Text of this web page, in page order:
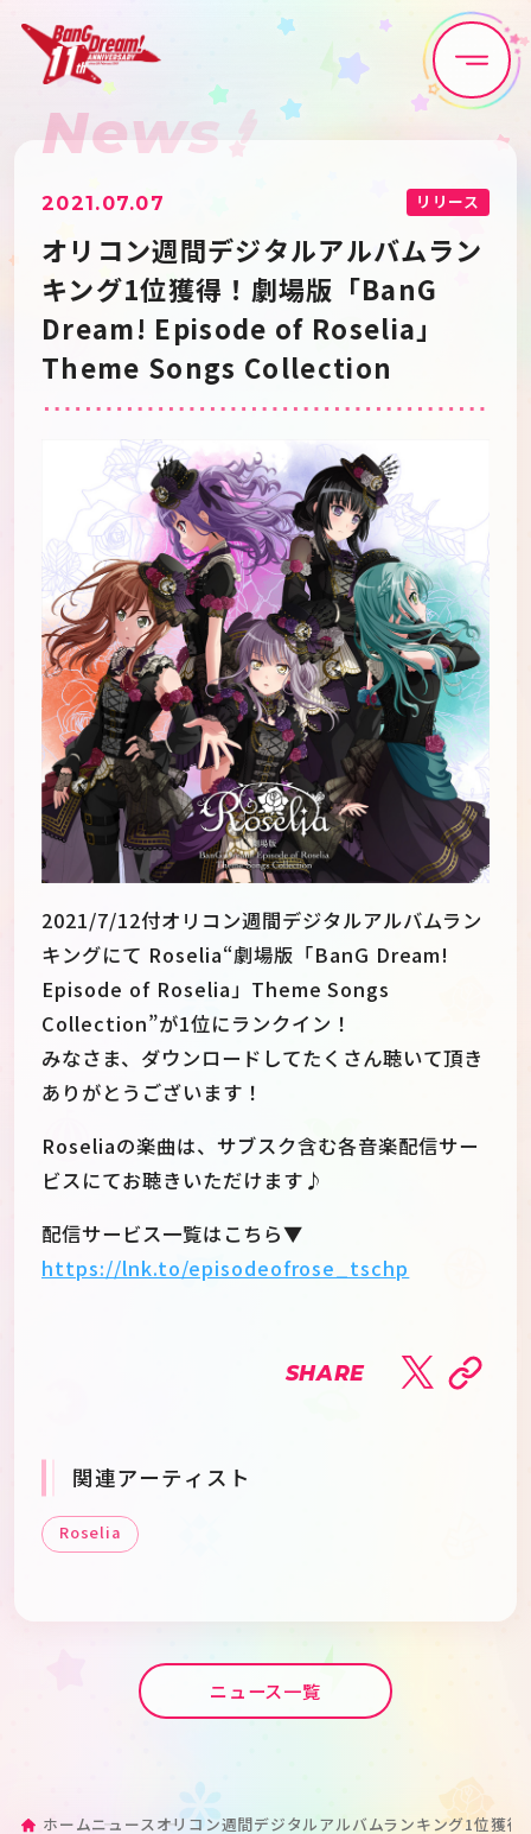
Home News
Live•Event Discography
Artist Anime
Game Media
Schedule
Goods
JPEN
News
2021.07.07 リリース
オリコン週間デジタルアルバムラン
キング1位獲得！劇場版「BanG
Dream! Episode of Roselia」
Theme Songs Collection
2021/7/12付オリコン週間デジタルアルバムラン
キングにて Roselia“劇場版「BanG Dream!
Episode of Roselia」Theme Songs
Collection”が1位にランクイン！
みなさま、ダウンロードしてたくさん聴いて頂き
ありがとうございます！
Roseliaの楽曲は、サブスク含む各音楽配信サー
ビスにてお聴きいただけます♪
配信サービス一覧はこちら▼
https://lnk.to/episodeofrose_tschp
SHARE
関連アーティスト
Roselia
ニュース一覧
ホームニュースオリコン週間デジタルアルバムランキング1位